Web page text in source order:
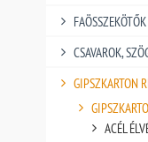
CSAVAROK,
GIPSZKARTON
ACÉL